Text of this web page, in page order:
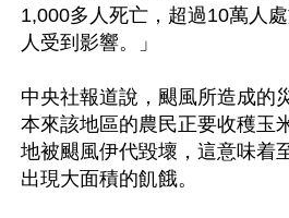
1,000多人死亡，超過10萬人
人受到影響。」
中央社報道說，颶風所造成的
本來該地區的農民正要收穫玉
地被颶風伊代毀壞，這意味着
出現大面積的飢餓。